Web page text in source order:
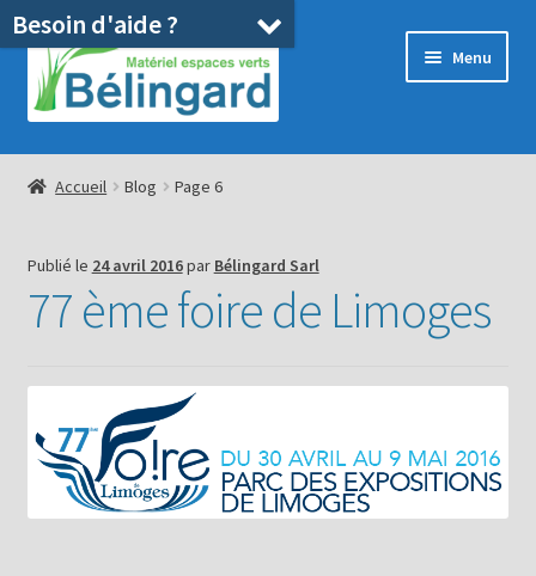
Aller
la
Aller
au
contenu
Menu
Accueil
Location
Ouvrir
Blog
Accueil Blog Page 6
Publié le 24 avril 2016par Bélingard Sarl
77 ème foire de Limoges
Besoin d'aide ?